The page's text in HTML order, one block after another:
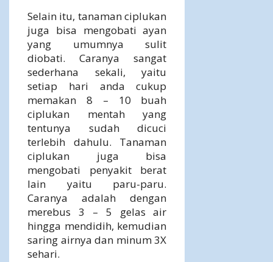
Selain itu, tanaman ciplukan
juga bisa mengobati ayan
yang umumnya sulit
diobati. Caranya sangat
sederhana sekali, yaitu
setiap hari anda cukup
memakan 8 – 10 buah
ciplukan mentah yang
tentunya sudah dicuci
terlebih dahulu. Tanaman
ciplukan juga bisa
mengobati penyakit berat
lain yaitu paru-paru.
Caranya adalah dengan
merebus 3 – 5 gelas air
hingga mendidih, kemudian
saring airnya dan minum 3X
sehari.